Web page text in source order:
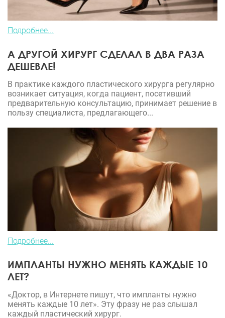
Подробнее...
А ДРУГОЙ ХИРУРГ СДЕЛАЛ В ДВА РАЗА
ДЕШЕВЛЕ!
В практике каждого пластического хирурга регулярно
возникает ситуация, когда пациент, посетивший
предварительную консультацию, принимает решение в
пользу специалиста, предлагающего...
Подробнее...
ИМПЛАНТЫ НУЖНО МЕНЯТЬ КАЖДЫЕ 10
ЛЕТ?
«Доктор, в Интернете пишут, что импланты нужно
менять каждые 10 лет». Эту фразу не раз слышал
каждый пластический хирург.